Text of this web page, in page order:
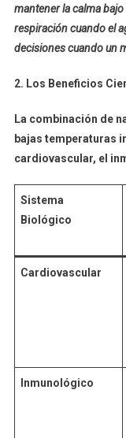
mantener la calma
respiración cuando el
decisiones cuando un
2. Los Beneficios
La combinación de
bajas temperaturas
cardiovascular, el
Sistema
Biológico
Cardiovascular
Inmunológico